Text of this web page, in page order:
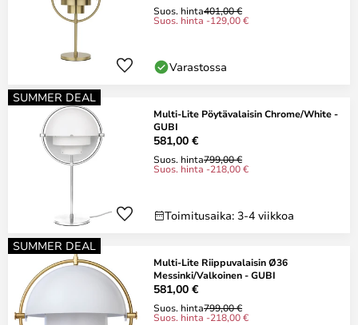
Suos. hinta401,00 €
Suos. hinta -129,00 €
Varastossa
SUMMER DEAL
Multi-Lite Pöytävalaisin Chrome/White -
GUBI
581,00 €
Suos. hinta799,00 €
Suos. hinta -218,00 €
Toimitusaika: 3-4 viikkoa
SUMMER DEAL
Multi-Lite Riippuvalaisin Ø36
Messinki/Valkoinen - GUBI
581,00 €
Suos. hinta799,00 €
Suos. hinta -218,00 €